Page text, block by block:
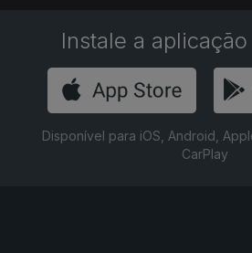
Instale a aplicação
Disponível para iOS, Android,
CarPlay